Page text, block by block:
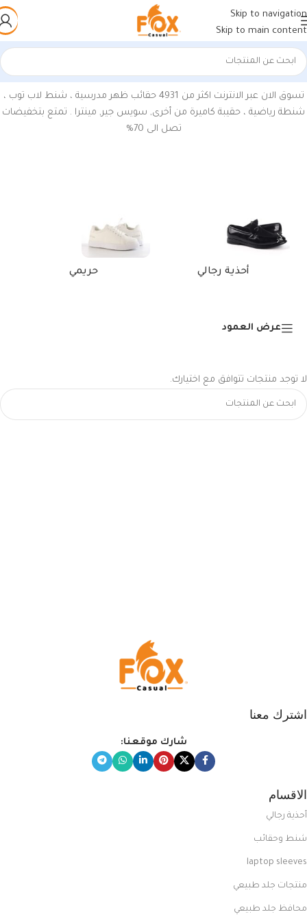
Skip to navigation
Skip to main content
الرئيسية/منتجات تحت الوسم “حقائب الظهر”
تسوق الان عبر الانترنت اكثر من 4931 حقائب ظهر مدرسية ، شنط لاب توب ،
شنطة رياضية ، حقيبة كاميرة من أخرى, سويس جير, مينترا . تمتع بتخفيضات
تصل الى 70%
أحذية رجالي حريمي
عرض العمود
لا توجد منتجات تتوافق مع اختيارك.
اشترك معنا
شارك موقعنا:
الاقسام
أحذية رجالي
شنط وحقائب
laptop sleeves
منتجات جلد طبيعي
محافظ جلد طبيعي